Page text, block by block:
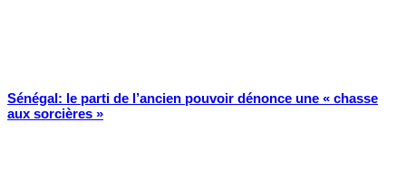
Sénégal: le parti de l’ancien pouvoir dénonce une « chasse
aux sorcières »